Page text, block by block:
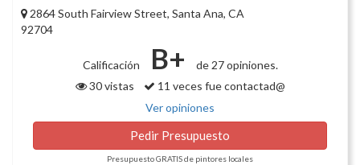
2864 South Fairview Street, Santa Ana, CA
92704
Calificación B+
de 27 opiniones.
30 vistas
11 veces fue contactad@
Ver opiniones
Pedir Presupuesto
Presupuesto GRATIS de pintores locales